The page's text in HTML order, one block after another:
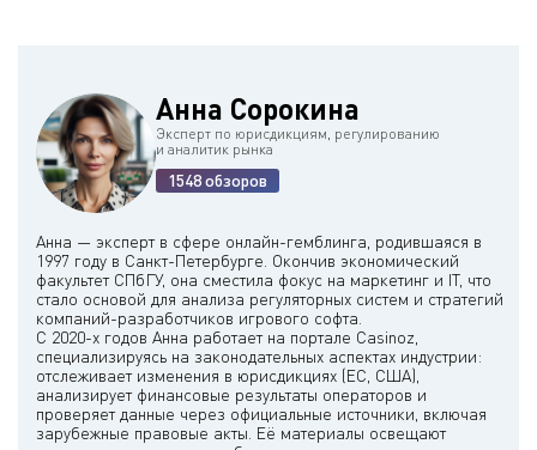
Анна Сорокина
Эксперт по юрисдикциям, регулированию
и аналитик рынка
1548 обзоров
Анна — эксперт в сфере онлайн-гемблинга, родившаяся в
1997 году в Санкт-Петербурге. Окончив экономический
факультет СПбГУ, она сместила фокус на маркетинг и IT, что
стало основой для анализа регуляторных систем и стратегий
компаний-разработчиков игрового софта.
С 2020-х годов Анна работает на портале Casinoz,
специализируясь на законодательных аспектах индустрии:
отслеживает изменения в юрисдикциях (ЕС, США),
анализирует финансовые результаты операторов и
проверяет данные через официальные источники, включая
зарубежные правовые акты. Её материалы освещают